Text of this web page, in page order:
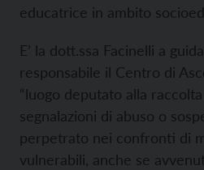
educatrice in ambito
E’ la dott.ssa Facinelli a
responsabile il Centro di
“luogo deputato alla
segnalazioni di abuso o
perpetrato nei confronti di
vulnerabili, anche se